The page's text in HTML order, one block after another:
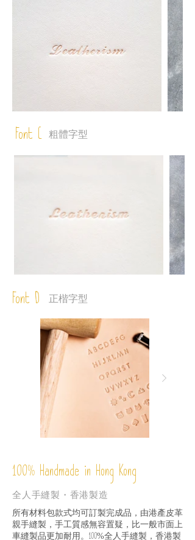
Font C 粗體字型
Font D 正楷字型
100% Handmade in Hong Kong
全人手縫製・香港製造
所有材料包款式均可訂製完成品，由港產皮革
親手縫製，手工質感無容置疑，比一般市面上
車縫製品更加耐用。
全人手縫製，香港製